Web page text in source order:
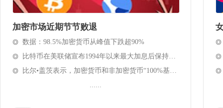
加密市场近期节节败退
数据：98.5%加密货币从峰值下跌超90%
比特币在美联储宣布1994年以来最大加息后保持稳定
比尔•盖茨表示，加密货币和非加密货币“100%基于大傻瓜理论”
......